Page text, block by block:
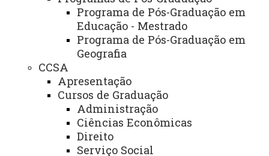
Programa de Pós-Graduação em
Educação - Mestrado
Programa de Pós-Graduação em
Geografia
CCSA
Apresentação
Cursos de Graduação
Administração
Ciências Econômicas
Direito
Serviço Social
Área:Direção Geral do campus
Finalidade e competências:
A Direção de Centro é órgão executivo
da administração básica que planeja, coordena e
implementa os fins indissociáveis do ensino, pesquisa e
Descrição dos serviços oferecidos: